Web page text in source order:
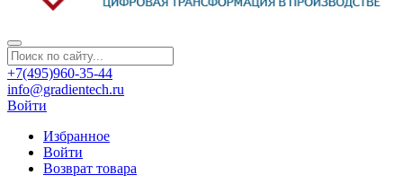
+7(495)960-35-44
info@gradientech.ru
Войти
Избранное
Войти
Возврат товара